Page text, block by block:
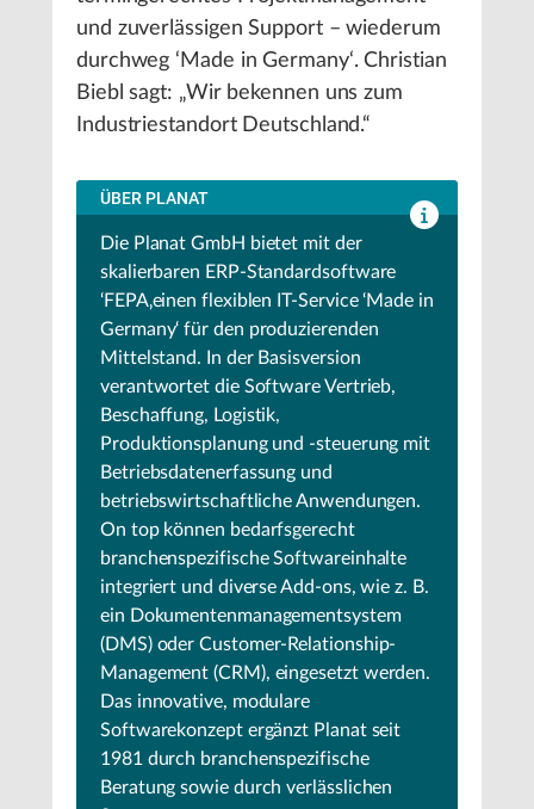
und zuverlässigen Support – wiederum
durchweg ‘Made in Germany‘. Christian
Biebl sagt: „Wir bekennen uns zum
Industriestandort Deutschland.“
ÜBER PLANAT
Die Planat GmbH bietet mit der
skalierbaren ERP-Standardsoftware
‘FEPA‚einen flexiblen IT-Service ‘Made in
Germany‘ für den produzierenden
Mittelstand. In der Basisversion
verantwortet die Software Vertrieb,
Beschaffung, Logistik,
Produktionsplanung und -steuerung mit
Betriebsdatenerfassung und
betriebswirtschaftliche Anwendungen.
On top können bedarfsgerecht
branchenspezifische Softwareinhalte
integriert und diverse Add-ons, wie z. B.
ein Dokumentenmanagementsystem
(DMS) oder Customer-Relationship-
Management (CRM), eingesetzt werden.
Das innovative, modulare
Softwarekonzept ergänzt Planat seit
1981 durch branchenspezifische
Beratung sowie durch verlässlichen